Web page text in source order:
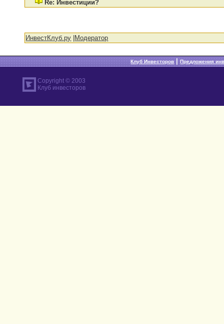
Re: Инвестиции?
ИнвестКлуб.ру Модератор
Клуб Инвесторов|Предложения
Copyright © 2003
Клуб инвесторов